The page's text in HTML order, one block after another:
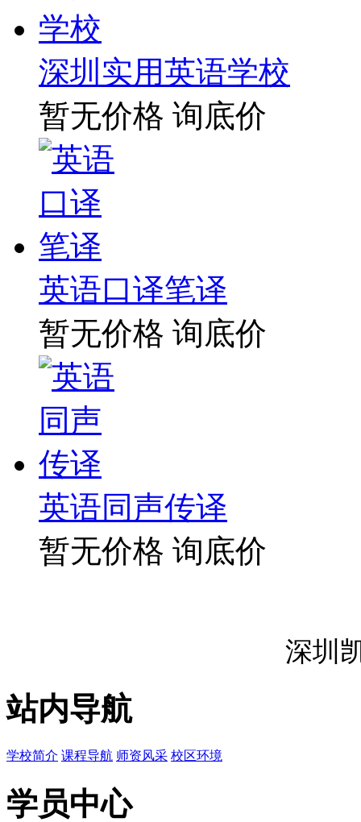
深圳实用英语学校
暂无价格 询底价
英语口译笔译
暂无价格 询底价
英语同声传译
暂无价格 询底价
深圳
站内导航
学校简介 课程导航 师资风采 校区环境
学员中心